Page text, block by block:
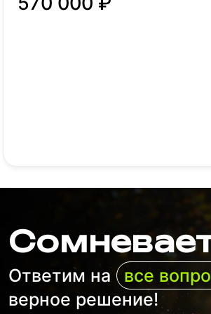
Ответим на все
верное решение!